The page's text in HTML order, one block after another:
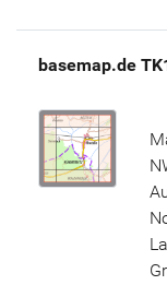
basemap.de